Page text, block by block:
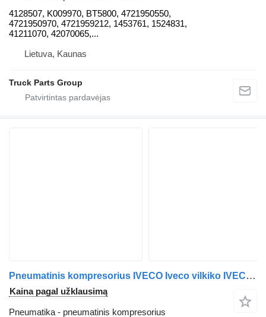
4128507, K009970, BT5800, 4721950550,
4721950970, 4721959212, 1453761, 1524831,
41211070, 42070065,...
Lietuva, Kaunas
Truck Parts Group
Pneumatinis kompresorius IVECO Iveco vilkiko IVECO Stralis EU6
Kaina pagal užklausimą
Pneumatika - pneumatinis kompresorius